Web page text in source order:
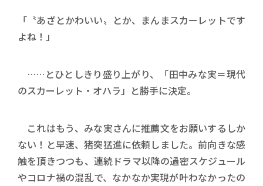
「〝あざとかわいい〟とか、まんまスカーレットです
よね！」
……とひとしきり盛り上がり、「田中みな実＝現代
のスカーレット・オハラ」と勝手に決定。
これはもう、みな実さんに推薦文をお願いするしか
ない！と早速、猪突猛進に依頼しました。前向きな感
触を頂きつつも、連続ドラマ以降の過密スケジュール
やコロナ禍の混乱で、なかなか実現が叶わなかったの